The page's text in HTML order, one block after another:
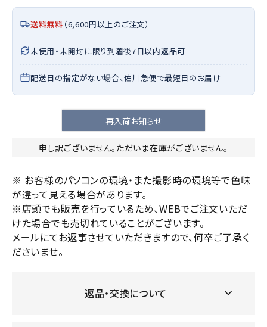
送料無料 （6,600円以上のご注文）
未使用・未開封に限り到着後7日以内返品可
配送日の指定がない場合、佐川急便で最短日のお届け
再入荷お知らせ
申し訳ございません。ただいま在庫がございません。
※ お客様のパソコンの環境・また撮影時の環境等で色味
が違って見える場合があります。
※店頭でも販売を行っているため、WEBでご注文いただ
けた場合でも売切れていることがございます。
メールにてお返事させていただきますので、何卒ご了承く
ださいませ。
返品・交換について